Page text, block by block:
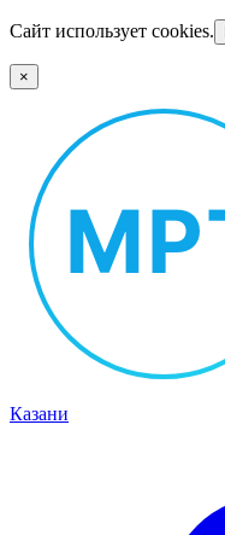
Сайт использует cookies.
×
Казани